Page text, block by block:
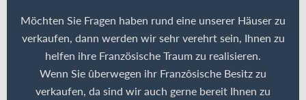
Möchten Sie Fragen haben rund eine unserer Häuser zu
verkaufen, dann werden wir sehr verehrt sein, Ihnen zu
helfen ihre Französische Traum zu realisieren.
Wenn Sie ûberwegen ihr Franzôsische Besitz zu
verkaufen, da sind wir auch gerne bereit Ihnen zu